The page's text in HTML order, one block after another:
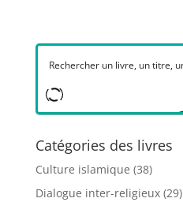
Catégories des livres
Culture islamique (38)
Dialogue inter-religieux (29)